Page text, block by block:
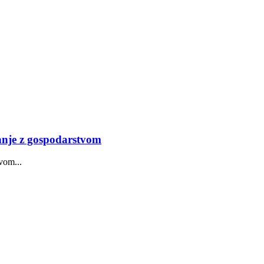
z gospodarstvom